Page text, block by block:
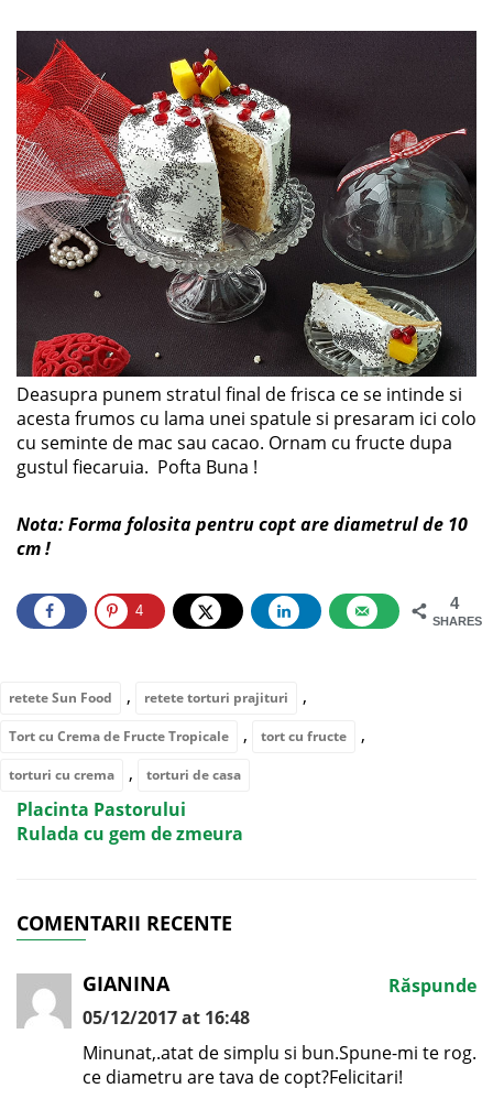
Deasupra punem stratul final de frisca ce se intinde si
acesta frumos cu lama unei spatule si presaram ici colo
cu seminte de mac sau cacao. Ornam cu fructe dupa
gustul fiecaruia. Pofta Buna !
Nota: Forma folosita pentru copt are diametrul de 10
cm !
4
SHARES
4
retete Sun Food , retete torturi prajituri ,
Tort cu Crema de Fructe Tropicale , tort cu fructe ,
torturi cu crema , torturi de casa
Placinta Pastorului
Rulada cu gem de zmeura
COMENTARII RECENTE
GIANINA
05/12/2017 at 16:48
Minunat,.atat de simplu si bun.Spune-mi te rog.
ce diametru are tava de copt?Felicitari!
Răspunde